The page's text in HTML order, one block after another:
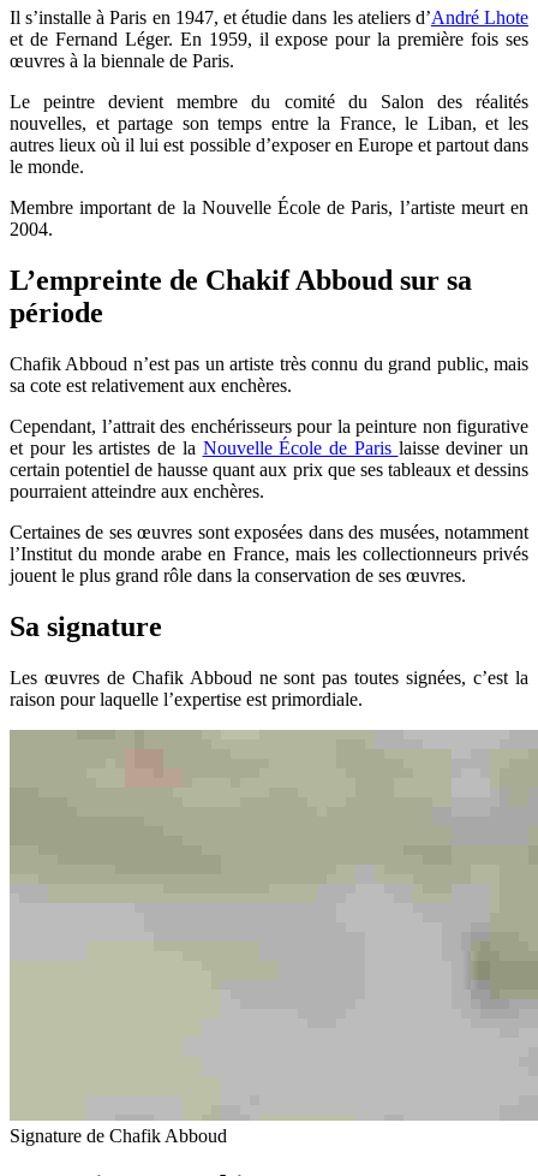
Il s’installe à Paris en 1947, et étudie dans les ateliers d’André Lhote
et de Fernand Léger. En 1959, il expose pour la première fois ses
œuvres à la biennale de Paris.
Le peintre devient membre du comité du Salon des réalités
nouvelles, et partage son temps entre la France, le Liban, et les
autres lieux où il lui est possible d’exposer en Europe et partout dans
le monde.
Membre important de la Nouvelle École de Paris, l’artiste meurt en
2004.
L’empreinte de Chakif Abboud sur sa
période
Chafik Abboud n’est pas un artiste très connu du grand public, mais
sa cote est relativement aux enchères.
Cependant, l’attrait des enchérisseurs pour la peinture non figurative
et pour les artistes de la Nouvelle École de Paris laisse deviner un
certain potentiel de hausse quant aux prix que ses tableaux et dessins
pourraient atteindre aux enchères.
Certaines de ses œuvres sont exposées dans des musées, notamment
l’Institut du monde arabe en France, mais les collectionneurs privés
jouent le plus grand rôle dans la conservation de ses œuvres.
Sa signature
Les œuvres de Chafik Abboud ne sont pas toutes signées, c’est la
raison pour laquelle l’expertise est primordiale.
Signature de Chafik Abboud